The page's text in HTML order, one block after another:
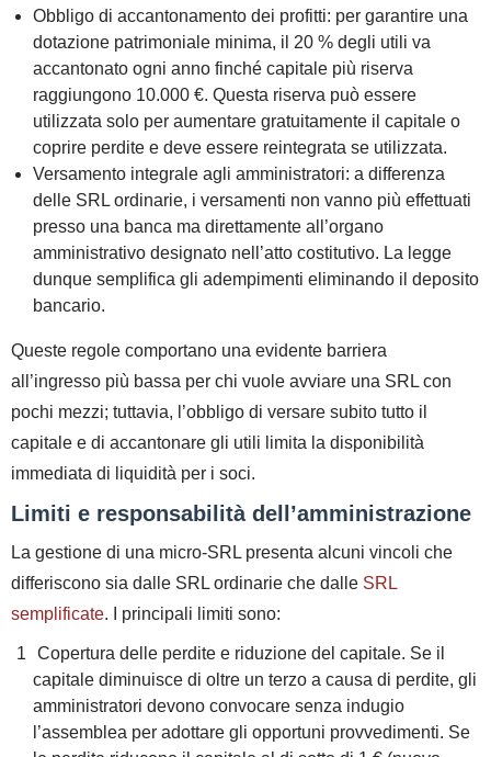
Obbligo di accantonamento dei profitti: per garantire una
dotazione patrimoniale minima, il 20 % degli utili va
accantonato ogni anno finché capitale più riserva
raggiungono 10.000 €. Questa riserva può essere
utilizzata solo per aumentare gratuitamente il capitale o
coprire perdite e deve essere reintegrata se utilizzata.
Versamento integrale agli amministratori: a differenza
delle SRL ordinarie, i versamenti non vanno più effettuati
presso una banca ma direttamente all’organo
amministrativo designato nell’atto costitutivo. La legge
dunque semplifica gli adempimenti eliminando il deposito
bancario.
Queste regole comportano una evidente barriera
all’ingresso più bassa per chi vuole avviare una SRL con
pochi mezzi; tuttavia, l’obbligo di versare subito tutto il
capitale e di accantonare gli utili limita la disponibilità
immediata di liquidità per i soci.
Limiti e responsabilità dell’amministrazione
La gestione di una micro‑SRL presenta alcuni vincoli che
differiscono sia dalle SRL ordinarie che dalle SRL
semplificate. I principali limiti sono:
Copertura delle perdite e riduzione del capitale. Se il
capitale diminuisce di oltre un terzo a causa di perdite, gli
amministratori devono convocare senza indugio
l’assemblea per adottare gli opportuni provvedimenti. Se